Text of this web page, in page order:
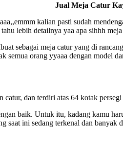
Jual Meja Catur
kalian pasti sudah
lebih detailnya yaa apa sihhh
sebagai meja catur yang di
semua orang yyaaa dengan model
dan terdiri atas 64 kotak
baik. Untuk itu, kadang kamu
saat ini sedang terkenal dan